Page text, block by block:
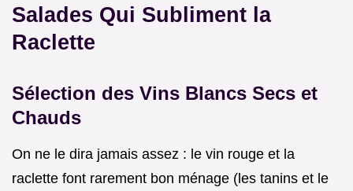
Salades Qui Subliment la
Raclette
Sélection des Vins Blancs Secs et
Chauds
On ne le dira jamais assez : le vin rouge et la
raclette font rarement bon ménage (les tanins et le